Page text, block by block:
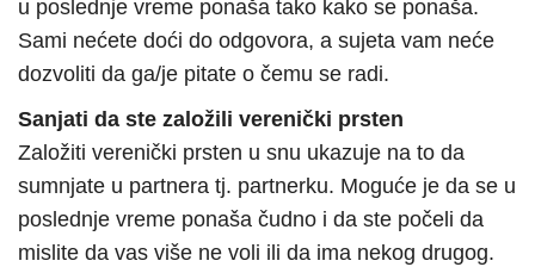
u poslednje vreme ponaša tako kako se ponaša.
Sami nećete doći do odgovora, a sujeta vam neće
dozvoliti da ga/je pitate o čemu se radi.
Sanjati da ste založili verenički prsten
Založiti verenički prsten u snu ukazuje na to da
sumnjate u partnera tj. partnerku. Moguće je da se u
poslednje vreme ponaša čudno i da ste počeli da
mislite da vas više ne voli ili da ima nekog drugog.